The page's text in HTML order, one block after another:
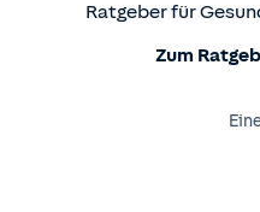
Ratgeber für
Zum